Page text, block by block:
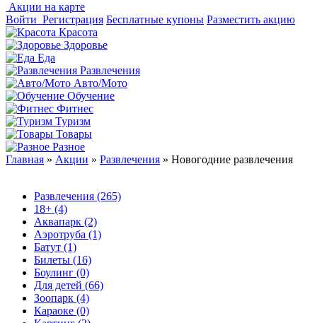
Акции на карте
Войти Регистрация Бесплатные купоны Разместить акцию
Красота
Здоровье
Еда
Развлечения
Авто/Мото
Обучение
Фитнес
Туризм
Товары
Разное
Главная » Акции » Развлечения » Новогодние развлечения
Развлечения (265)
18+ (4)
Аквапарк (2)
Аэротруба (1)
Батут (1)
Билеты (16)
Боулинг (0)
Для детей (66)
Зоопарк (4)
Караоке (0)